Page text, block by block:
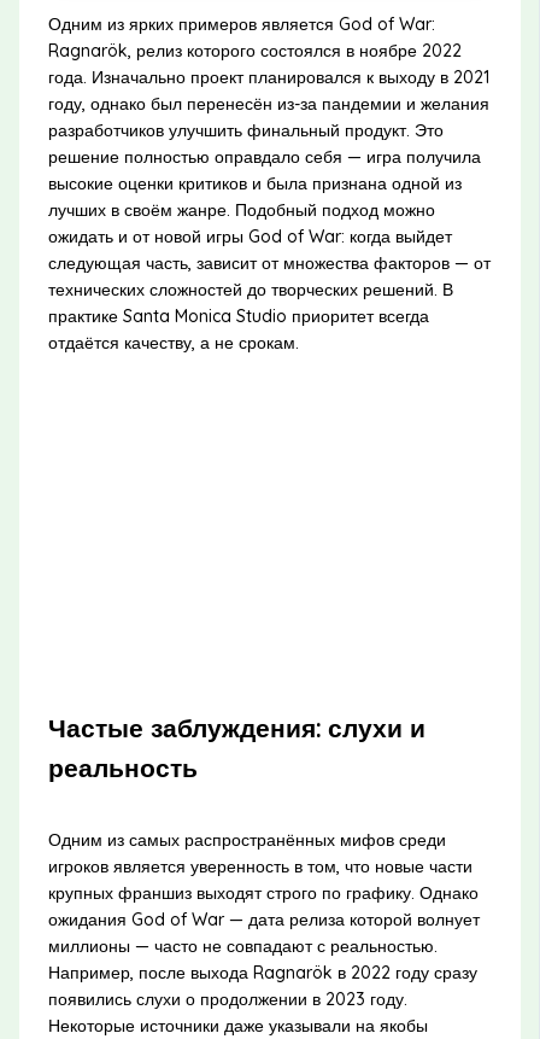
Одним из ярких примеров является God of War:
Ragnarök, релиз которого состоялся в ноябре 2022
года. Изначально проект планировался к выходу в 2021
году, однако был перенесён из-за пандемии и желания
разработчиков улучшить финальный продукт. Это
решение полностью оправдало себя — игра получила
высокие оценки критиков и была признана одной из
лучших в своём жанре. Подобный подход можно
ожидать и от новой игры God of War: когда выйдет
следующая часть, зависит от множества факторов — от
технических сложностей до творческих решений. В
практике Santa Monica Studio приоритет всегда
отдаётся качеству, а не срокам.
Частые заблуждения: слухи и
реальность
Одним из самых распространённых мифов среди
игроков является уверенность в том, что новые части
крупных франшиз выходят строго по графику. Однако
ожидания God of War — дата релиза которой волнует
миллионы — часто не совпадают с реальностью.
Например, после выхода Ragnarök в 2022 году сразу
появились слухи о продолжении в 2023 году.
Некоторые источники даже указывали на якобы